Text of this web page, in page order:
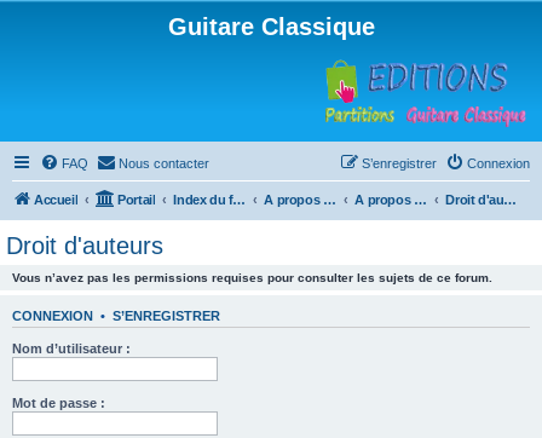
Guitare Classique
FAQ Nous contacter Connexion
S’enregistrer
Accueil Portail Index du forum A propos du forum A propos du forum Droit d'auteurs
Droit d'auteurs
Vous n’avez pas les permissions requises pour consulter les sujets de ce forum.
CONNEXION • S’ENREGISTRER
Nom d’utilisateur :
Mot de passe :